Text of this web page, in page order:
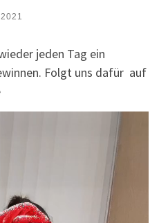
jeden Tag ein
Folgt uns dafür auf